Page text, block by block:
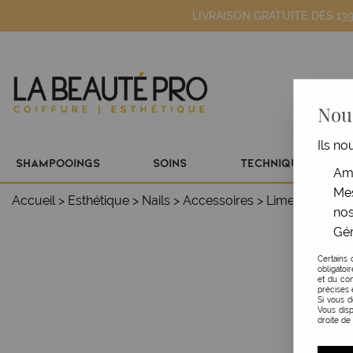
LIVRAISON GRATUITE DÈS
SHAMPOOINGS SOINS TECHNIQUE
Accueil > Esthétique > Nails > Accessoires > Lime losange
Ils
Certains
et du
précises
Si vous
Vous
droite de